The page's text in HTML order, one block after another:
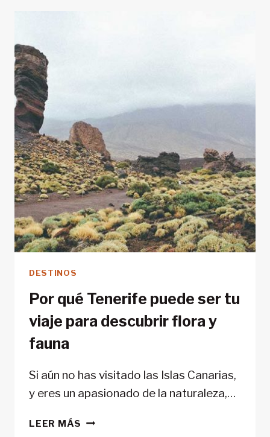
DESTINOS
Por qué Tenerife puede ser tu
viaje para descubrir flora y
fauna
Si aún no has visitado las Islas Canarias,
y eres un apasionado de la naturaleza,…
LEER MÁS POR